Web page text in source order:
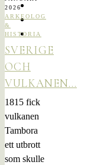
2026
ARKEOLOG
&
HISTORIA
SVERIGE
OCH
VULKANEN…
1815 fick
vulkanen
Tambora
ett utbrott
som skulle